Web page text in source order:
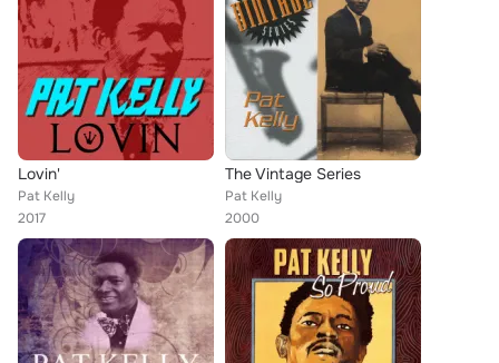
Lovin'
Pat Kelly
2017
The Vintage Series
Pat Kelly
2000